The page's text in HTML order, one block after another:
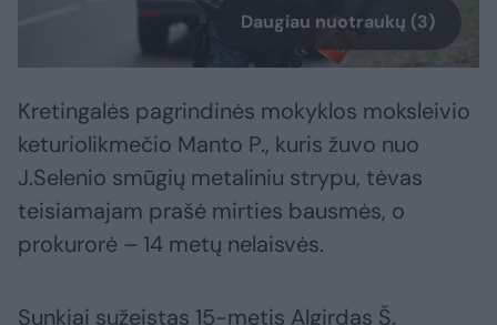
Daugiau nuotraukų (3)
Kretingalės pagrindinės mokyklos moksleivio
keturiolikmečio Manto P., kuris žuvo nuo
J.Selenio smūgių metaliniu strypu, tėvas
teisiamajam prašė mirties bausmės, o
prokurorė – 14 metų nelaisvės.
Sunkiai sužeistas 15-metis Algirdas Š.